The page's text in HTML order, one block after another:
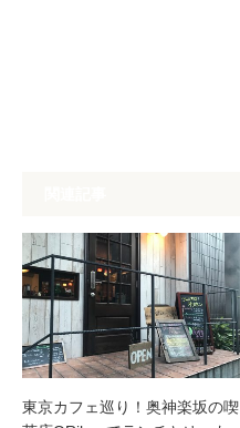
東京カフェ巡り！奥神楽坂の喫